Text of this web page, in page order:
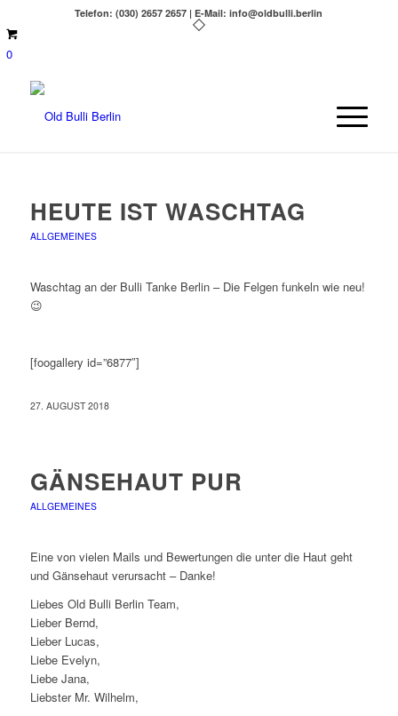
Telefon: (030) 2657 2657 | E-Mail: info@oldbulli.berlin
0
HEUTE IST WASCHTAG
ALLGEMEINES
Waschtag an der Bulli Tanke Berlin – Die Felgen funkeln wie neu!
😉
[foogallery id=”6877″]
27. AUGUST 2018
GÄNSEHAUT PUR
ALLGEMEINES
Eine von vielen Mails und Bewertungen die unter die Haut geht
und Gänsehaut verursacht – Danke!
Liebes Old Bulli Berlin Team,
Lieber Bernd,
Lieber Lucas,
Liebe Evelyn,
Liebe Jana,
Liebster Mr. Wilhelm,